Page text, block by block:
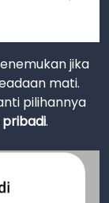
jika
mati.
pilihannya
pribadi.